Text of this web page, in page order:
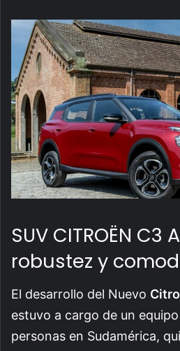
SUV CITROËN C3
robustez y
El desarrollo del Nuevo
estuvo a cargo de un
personas en Sudamérica,